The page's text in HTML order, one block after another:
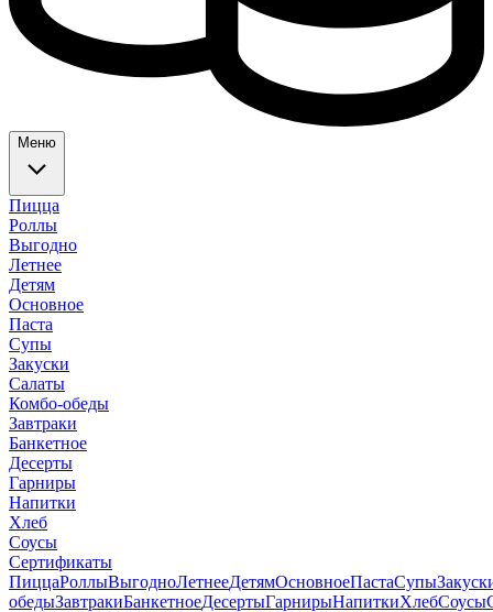
Меню
Пицца
Роллы
Выгодно
Летнее
Детям
Основное
Паста
Супы
Закуски
Салаты
Комбо-обеды
Завтраки
Банкетное
Десерты
Гарниры
Напитки
Хлеб
Соусы
Сертификаты
ПиццаРоллыВыгодноЛетнееДетямОсновноеПастаСупы
обедыЗавтракиБанкетноеДесертыГарнирыНапиткиХлебСоусы